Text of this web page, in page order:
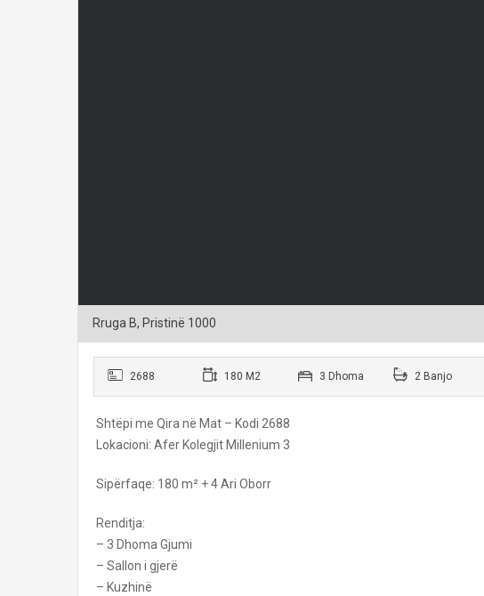
Rruga B, Pristinë 1000
2688 180 M2 3 Dhoma 2 Banjo
Shtëpi me Qira në Mat – Kodi 2688
Lokacioni: Afer Kolegjit Millenium 3
Sipërfaqe: 180 m² + 4 Ari Oborr
Renditja:
– 3 Dhoma Gjumi
– Sallon i gjerë
– Kuzhinë